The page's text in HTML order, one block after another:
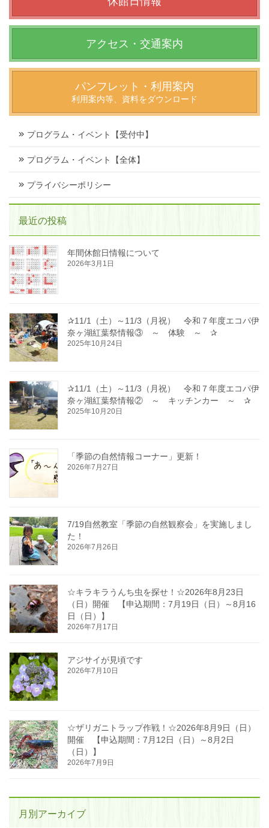
アクセス・交通案内
パンフレット・利用案内
利用案内等、資料をダウンロード
プログラム・イベント【受付中】
プログラム・イベント【全体】
プライバシーポリシー
最近の投稿
年間休館日情報について
2026年3月1日
✰11/1（土）～11/3（月祝） 令和７年度エコパ伊
奈ヶ湖紅葉祭情報③ ～ 体験 ～ ✰
2025年10月24日
✰11/1（土）～11/3（月祝） 令和７年度エコパ伊
奈ヶ湖紅葉祭情報② ～ キッチンカー ～ ✰
2025年10月20日
「季節の自然情報コーナー」更新！
2026年7月27日
7/19自然教室「季節の自然観察会」を実施しまし
た！
2026年7月26日
☆キラキラうんち虫を探せ！☆2026年8月23日
（日）開催 【申込期間：7月19日（日）～8月16
日（日）】
2026年7月17日
アジサイが見頃です
2026年7月10日
☆ザリガニトラップ作戦！☆2026年8月9日（日）
開催 【申込期間：7月12日（日）～8月2日
（日）】
2026年7月9日
月別アーカイブ